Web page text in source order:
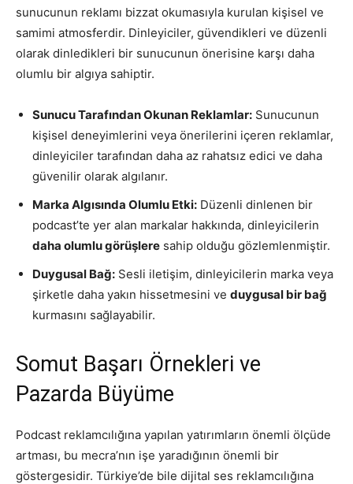
sunucunun reklamı bizzat okumasıyla kurulan kişisel ve
samimi atmosferdir. Dinleyiciler, güvendikleri ve düzenli
olarak dinledikleri bir sunucunun önerisine karşı daha
olumlu bir algıya sahiptir.
Sunucu Tarafından Okunan Reklamlar: Sunucunun
kişisel deneyimlerini veya önerilerini içeren reklamlar,
dinleyiciler tarafından daha az rahatsız edici ve daha
güvenilir olarak algılanır.
Marka Algısında Olumlu Etki: Düzenli dinlenen bir
podcast’te yer alan markalar hakkında, dinleyicilerin
daha olumlu görüşlere sahip olduğu gözlemlenmiştir.
Duygusal Bağ: Sesli iletişim, dinleyicilerin marka veya
şirketle daha yakın hissetmesini ve duygusal bir bağ
kurmasını sağlayabilir.
Somut Başarı Örnekleri ve
Pazarda Büyüme
Podcast reklamcılığına yapılan yatırımların önemli ölçüde
artması, bu mecra’nın işe yaradığının önemli bir
göstergesidir. Türkiye’de bile dijital ses reklamcılığına